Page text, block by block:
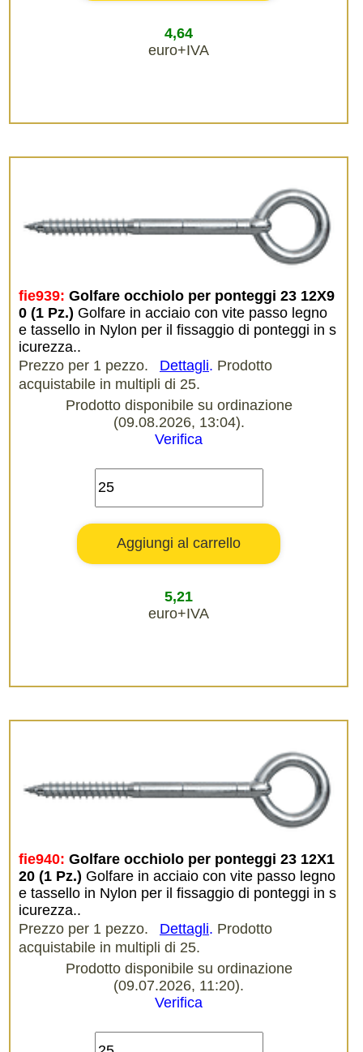
4,64
euro+IVA
fie939: Golfare occhiolo per ponteggi 23 12X9
0 (1 Pz.) Golfare in acciaio con vite passo legno
e tassello in Nylon per il fissaggio di ponteggi in s
icurezza..
Prezzo per 1 pezzo.
Dettagli. Prodotto
acquistabile in multipli di 25.
Prodotto disponibile su ordinazione
(09.08.2026, 13:04).
Verifica
5,21
euro+IVA
fie940: Golfare occhiolo per ponteggi 23 12X1
20 (1 Pz.) Golfare in acciaio con vite passo legno
e tassello in Nylon per il fissaggio di ponteggi in s
icurezza..
Prezzo per 1 pezzo.
Dettagli. Prodotto
acquistabile in multipli di 25.
Prodotto disponibile su ordinazione
(09.07.2026, 11:20).
Verifica